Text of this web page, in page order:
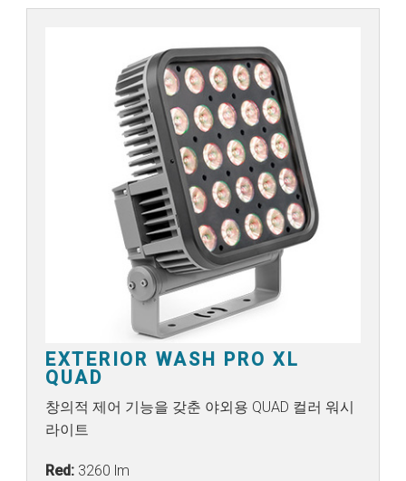
EXTERIOR WASH PRO XL
QUAD
창의적 제어 기능을 갖춘 야외용 QUAD 컬러 워시
라이트
Red: 3260 lm